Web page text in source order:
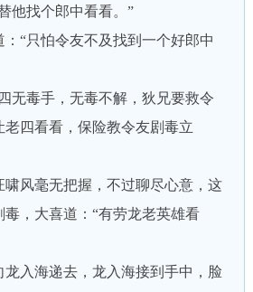
找个郎中看看。”
只怕令友不及找到一个好郎中
毒手，无毒不解，狄兄要救令
四看看，保险教令友剧毒立
风毫无把握，不过聊尽心意，这
，大喜道：“有劳龙老英雄看
入海递去，龙入海接到手中，脸